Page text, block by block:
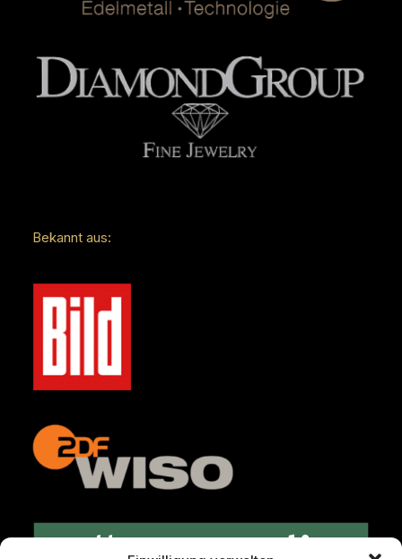
Bekannt aus: